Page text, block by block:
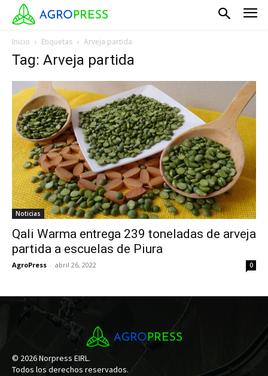
Inicio Etiquetas Arveja partida
Tag: Arveja partida
Noticias
Qali Warma entrega 239 toneladas de arveja
partida a escuelas de Piura
AgroPress - abril 26, 2022 0
© 2026 Norpress EIRL.
Todos los derechos reservados.